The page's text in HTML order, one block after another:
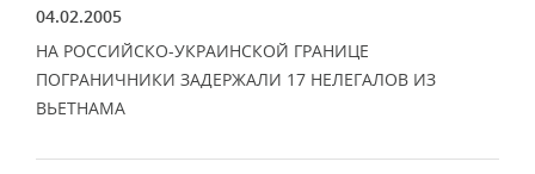
04.02.2005
НА РОССИЙСКО-УКРАИНСКОЙ ГРАНИЦЕ
ПОГРАНИЧНИКИ ЗАДЕРЖАЛИ 17 НЕЛЕГАЛОВ ИЗ
ВЬЕТНАМА